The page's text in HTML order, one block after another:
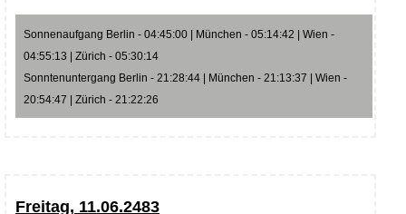
Sonnenaufgang Berlin - 04:45:00 | München - 05:14:42 | Wien -
04:55:13 | Zürich - 05:30:14
Sonntenuntergang Berlin - 21:28:44 | München - 21:13:37 | Wien -
20:54:47 | Zürich - 21:22:26
Freitag, 11.06.2483